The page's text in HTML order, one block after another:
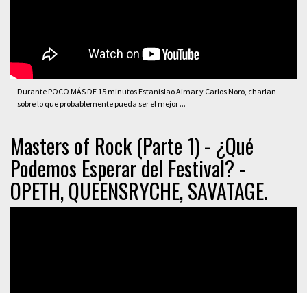
Durante POCO MÁS DE 15 minutos Estanislao Aimar y Carlos Noro, charlan
sobre lo que probablemente pueda ser el mejor ...
Masters of Rock (Parte 1) - ¿Qué
Podemos Esperar del Festival? -
OPETH, QUEENSRYCHE, SAVATAGE.